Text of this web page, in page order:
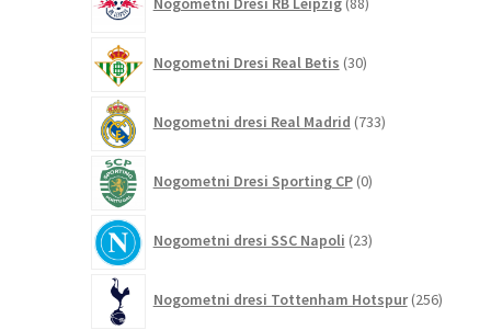
izdelkov
Nogometni Dresi Real Betis 30izdelkov
Nogometni dresi Real Madrid 733izdelkov
Nogometni Dresi Sporting CP 0izdelkov
Nogometni dresi SSC Napoli 23izdelkov
Nogometni dresi Tottenham Hotspur 256